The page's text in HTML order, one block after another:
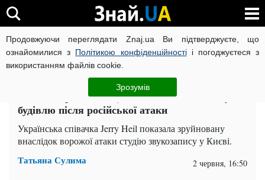
Продовжуючи переглядати Znaj.ua Ви підтверджуєте, що
ознайомилися з Політикою конфіденційностіі погоджуєтеся з
використанням файлів cookie.
Зрозумів
ВІЙНА РОСІЇ ПРОТИ УКРАЇНИ КОРОНАВІРУС В УКРАЇНІ
ЧИТАТЬ НА РУССКОМ
"Лютий треш": Jerry Heil показала знакову
будівлю після російської атаки
Українська співачка Jerry Heil показала зруйновану
внаслідок ворожої атаки студію звукозапису у Києві.
Татьяна Сулима 2 червня, 16:50